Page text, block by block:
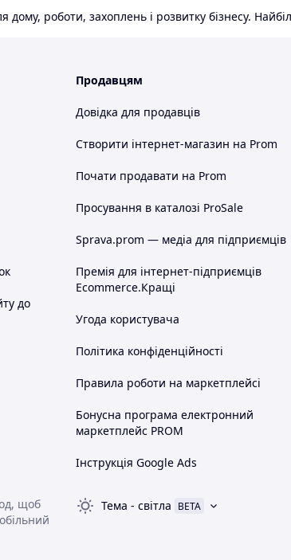
дому, роботи, захоплень і розвитку бізнесу.
до
Продавцям
Довідка для продавців
Створити інтернет-магазин на Prom
Почати продавати на Prom
Просування в каталозі ProSale
Sprava.prom — медіа для підприємців
Премія для інтернет-підприємців
Ecommerce.Кращі
Угода користувача
Політика конфіденційності
Правила роботи на маркетплейсі
Бонусна програма електронний
маркетплейс PROM
Інструкція Google Ads
щоб
Тема - світла BETA